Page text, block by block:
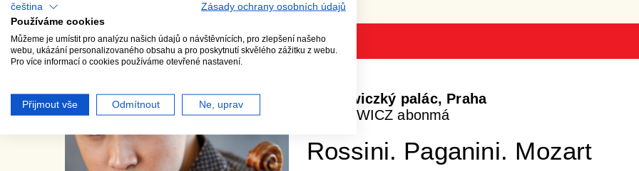
26. 11. 26 čt • 19:00
Lobkowiczký palác, Praha
LOBKOWICZ abonmá
Rossini. Paganini. Mozart
čeština
Zásady ochrany osobních údajů
Používáme cookies
Můžeme je umístit pro analýzu našich údajů o návštěvnících, pro zlepšení našeho
webu, ukázání personalizovaného obsahu a pro poskytnutí skvělého zážitku z webu.
Pro více informací o cookies používáme otevřené nastavení.
Přijmout vše Odmítnout Ne, uprav